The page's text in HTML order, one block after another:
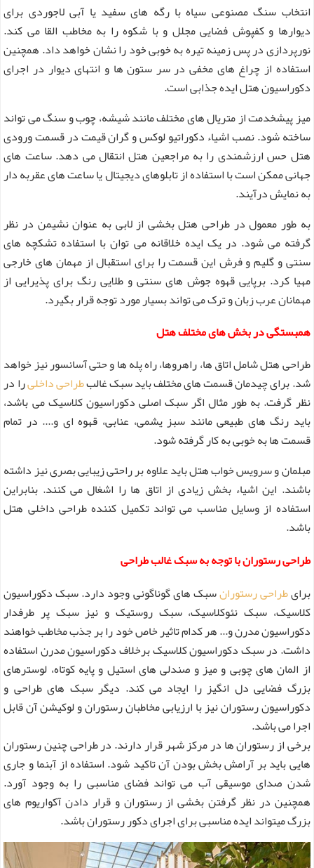
انتخاب سنگ مصنوعی سیاه با رگه های سفید یا آبی لاجوردی برای
دیوارها و کفپوش فضایی مجلل و با شکوه را به مخاطب القا می کند.
نورپردازی در پس زمینه تیره به خوبی خود را نشان خواهد داد. همچنین
استفاده از چراغ های مخفی در سر ستون ها و انتهای دیوار در اجرای
دکوراسیون هتل ایده جذابی است.
میز پیشخدمت از متریال های مختلف مانند شیشه، چوب و سنگ می تواند
ساخته شود. نصب اشیاء دکوراتیو لوکس و گران قیمت در قسمت ورودی
هتل حس ارزشمندی را به مراجعین هتل انتقال می دهد. ساعت های
جهانی ممکن است با استفاده از تابلوهای دیجیتال یا ساعت های عقربه دار
به نمایش درآیند.
به طور معمول در طراحی هتل بخشی از لابی به عنوان نشیمن در نظر
گرفته می شود. در یک ایده خلاقانه می توان با استفاده تشکچه های
سنتی و گلیم و فرش این قسمت را برای استقبال از مهمان های خارجی
مهیا کرد. برپایی قهوه جوش های سنتی و طلایی رنگ برای پذیرایی از
مهمانان عرب زبان و ترک می تواند بسیار مورد توجه قرار بگیرد.
همبستگی در بخش های مختلف هتل
طراحی هتل شامل اتاق ها، راهروها، راه پله ها و حتی آسانسور نیز خواهد
شد. برای چیدمان قسمت های مختلف باید سبک غالبطراحی داخلیرا در
نظر گرفت. به طور مثال اگر سبک اصلی دکوراسیون کلاسیک می باشد،
باید رنگ های طبیعی مانند سبز یشمی، عنابی، قهوه ای و.... در تمام
قسمت ها به خوبی به کار گرفته شود.
مبلمان و سرویس خواب هتل باید علاوه بر راحتی زیبایی بصری نیز داشته
باشند. این اشیاء بخش زیادی از اتاق ها را اشغال می کنند. بنابراین
استفاده از وسایل مناسب می تواند تکمیل کننده طراحی داخلی هتل
باشد.
طراحی رستوران با توجه به سبک غالب طراحی
برایطراحی رستورانسبک های گوناگونی وجود دارد. سبک دکوراسیون
کلاسیک، سبک نئوکلاسیک، سبک روستیک و نیز سبک پر طرفدار
دکوراسیون مدرن و... هر کدام تاثیر خاص خود را بر جذب مخاطب خواهند
داشت. در سبک دکوراسیون کلاسیک برخلاف دکوراسیون مدرن استفاده
از المان های چوبی و میز و صندلی های استیل و پایه کوتاه، لوسترهای
بزرگ فضایی دل انگیز را ایجاد می کند. دیگر سبک های طراحی و
دکوراسیون رستوران نیز با ارزیابی مخاطبان رستوران و لوکیشن آن قابل
اجرا می باشد.
برخی از رستوران ها در مرکز شهر قرار دارند. در طراحی چنین رستوران
هایی باید بر آرامش بخش بودن آن تاکید شود. استفاده از آبنما و جاری
شدن صدای موسیقی آب می تواند فضای مناسبی را به وجود آورد.
همچنین در نظر گرفتن بخشی از رستوران و قرار دادن آکواریوم های
بزرگ میتواند ایده مناسبی برای اجرای دکور رستوران باشد.